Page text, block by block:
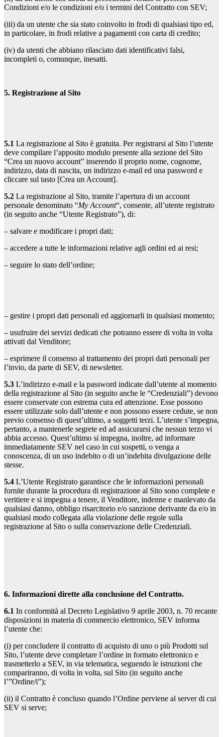
Condizioni e/o le condizioni e/o i termini del Contratto con SEV;
(iii) da un utente che sia stato coinvolto in frodi di qualsiasi tipo ed,
in particolare, in frodi relative a pagamenti con carta di credito;
(iv) da utenti che abbiano rilasciato dati identificativi falsi,
incompleti o, comunque, inesatti.
5. Registrazione al Sito
5.1 La registrazione al Sito è gratuita. Per registrarsi al Sito l’utente
deve compilare l’apposito modulo presente alla sezione del Sito
“Crea un nuovo account” inserendo il proprio nome, cognome,
indirizzo, data di nascita, un indirizzo e-mail ed una password e
cliccare sul tasto [Crea un Account].
5.2 La registrazione al Sito, tramite l’apertura di un account
personale denominato “My Account“, consente, all’utente registrato
(in seguito anche “Utente Registrato”), di:
– salvare e modificare i propri dati;
– accedere a tutte le informazioni relative agli ordini ed ai resi;
– seguire lo stato dell’ordine;
– gestire i propri dati personali ed aggiornarli in qualsiasi momento;
– usufruire dei servizi dedicati che potranno essere di volta in volta
attivati dal Venditore;
– esprimere il consenso al trattamento dei propri dati personali per
l’invio, da parte di SEV, di newsletter.
5.3 L’indirizzo e-mail e la password indicate dall’utente al momento
della registrazione al Sito (in seguito anche le “Credenziali”) devono
essere conservate con estrema cura ed attenzione. Esse possono
essere utilizzate solo dall’utente e non possono essere cedute, se non
previo consenso di quest’ultimo, a soggetti terzi. L’utente s’impegna,
pertanto, a mantenerle segrete ed ad assicurarsi che nessun terzo vi
abbia accesso. Quest’ultimo si impegna, inoltre, ad informare
immediatamente SEV nel caso in cui sospetti, o venga a
conoscenza, di un uso indebito o di un’indebita divulgazione delle
stesse.
5.4 L’Utente Registrato garantisce che le informazioni personali
fornite durante la procedura di registrazione al Sito sono complete e
veritiere e si impegna a tenere, il Venditore, indenne e manlevato da
qualsiasi danno, obbligo risarcitorio e/o sanzione derivante da e/o in
qualsiasi modo collegata alla violazione delle regole sulla
registrazione al Sito o sulla conservazione delle Credenziali.
6. Informazioni dirette alla conclusione del Contratto.
6.1 In conformità al Decreto Legislativo 9 aprile 2003, n. 70 recante
disposizioni in materia di commercio elettronico, SEV informa
l’utente che:
(i) per concludere il contratto di acquisto di uno o più Prodotti sul
Sito, l’utente deve completare l’ordine in formato elettronico e
trasmetterlo a SEV, in via telematica, seguendo le istruzioni che
compariranno, di volta in volta, sul Sito (in seguito anche
l’”Ordine/i”);
(ii) il Contratto è concluso quando l’Ordine perviene al server di cui
SEV si serve;